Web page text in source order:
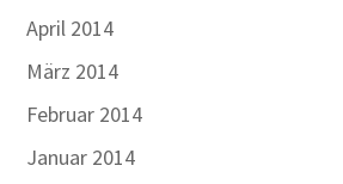
April 2014
März 2014
Februar 2014
Januar 2014